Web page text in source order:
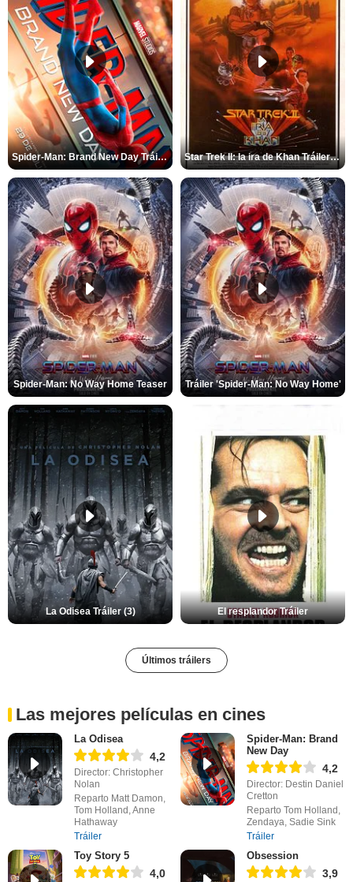
Spider-Man: Brand New Day Tráiler (3) Star Trek II: la ira de Khan Tráiler VO
Spider-Man: No Way Home Teaser Tráiler 'Spider-Man: No Way Home'
La Odisea Tráiler (3) El resplandor Tráiler
Últimos tráilers
Las mejores películas en cines
La Odisea
4,2
Director: Christopher
Nolan
Reparto Matt Damon,
Tom Holland, Anne
Hathaway
Tráiler
Spider-Man: Brand
New Day
4,2
Director: Destin Daniel
Cretton
Reparto Tom Holland,
Zendaya, Sadie Sink
Tráiler
Toy Story 5
4,0
Obsession
3,9